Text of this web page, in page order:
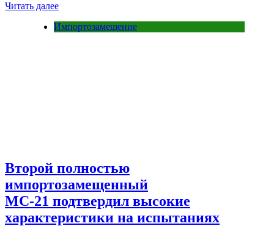
Читать далее
Импортозамещение
Второй полностью
импортозамещенный
МС-21 подтвердил высокие
характеристики на испытаниях